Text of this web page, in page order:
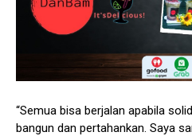
“Semua bisa berjalan apabila
bangun dan pertahankan. Saya